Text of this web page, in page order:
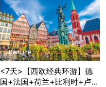
RedLine
<7天>【西欧经典环游】德
国+法国+荷兰+比利时+卢森